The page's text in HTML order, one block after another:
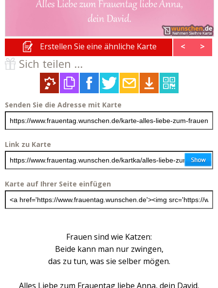
Erstellen Sie eine ähnliche Karte < >
Sich teilen ...
Senden Sie die Adresse mit Karte
Link zu Karte
Karte auf Ihrer Seite einfügen
Frauen sind wie Katzen:
Beide kann man nur zwingen,
das zu tun, was sie selber mögen.
Alles Liebe zum Frauentag liebe Anna, dein David.